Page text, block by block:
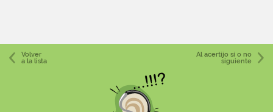
Volver
a la lista
Al acertijo sí o no
siguiente